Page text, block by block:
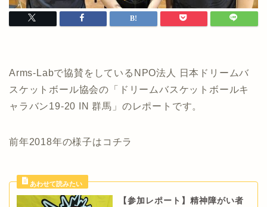
Arms-Labで協賛をしているNPO法人 日本ドリームバ
スケットボール協会の「ドリームバスケットボールキ
ャラバン19-20 IN 群馬」のレポートです。
前年2018年の様子はコチラ
【参加レポート】精神障がい者